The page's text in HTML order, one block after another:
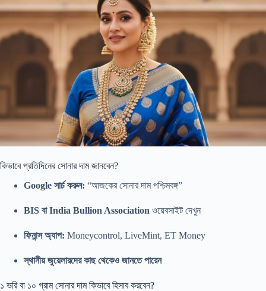
কিভাবে প্রতিদিনের সোনার দাম জানবেন?
Google সার্চ করুন: “আজকের সোনার দাম পশ্চিমবঙ্গ”
BIS বা India Bullion Association ওয়েবসাইট দেখুন
ফিনান্স অ্যাপ: Moneycontrol, LiveMint, ET Money
স্থানীয় জুয়েলারদের কাছ থেকেও জানতে পারেন
১ ভরি বা ১০ গ্রাম সোনার দাম কিভাবে হিসাব করবেন?